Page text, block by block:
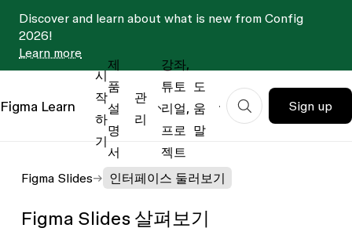
Discover and learn about what is new from Config
2026!
Learn more
Figma Learn
시
작
하
기
제
품
설
명
서
관
리
강좌,
튜토
리얼,
프로
젝트
도
움
말
Sign up
Figma Slides 인터페이스 둘러보기
Figma Slides 살펴보기